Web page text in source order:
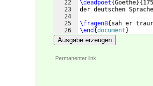
22
23
24
25
26
\deadpoet{Goethe}{
der deutschen
\fragenB{ sah er
\end {document }
Ausgabe erzeugen
Permanenter link